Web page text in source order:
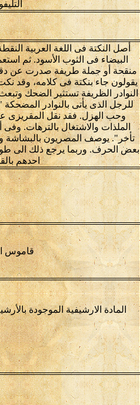
التليفون:
أصل النكتة فى اللغة العربية
البيضاء فى الثوب الأسود. ثم
منقحة أو جملة طريفة صدرت عن
يقولون جاء بنكتة فى كلامه، وقد
النوادر الظريفة تستثير الضحك
للرجل الذى يأتى بالنوادر
وحب الهزل. فقد نقل المقريزى
الملذات والاشتغال بالترهات.
تأخر". يوصف المصريون بالبشاشة
بعض الحرف. وربما يرجع ذلك الى طول
احدهم
قاموس
المادة الارشيفية الموجودة